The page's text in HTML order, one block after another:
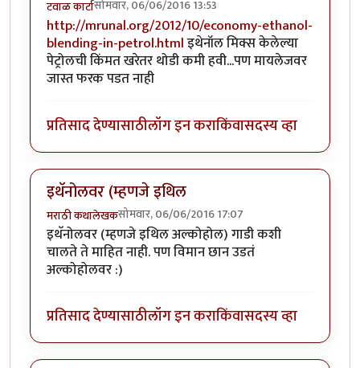
टवाळ कार्टासोमवार, 06/06/2016 13:53
http://mrunal.org/2012/10/economy-ethanol-
blending-in-petrol.htmlइथेनॉल मिक्स केलेल्या
पेट्रोलची किंमत खरेतर थोडी कमी हवी...पण मायलेजवर
जास्त फरक पडत नाही
प्रतिसाद देण्यासाठीलॉग इन कराकिंवासदस्य व्हा
इथॅनोलवर (म्हणजे इथिल
मराठी कथालेखकसोमवार, 06/06/2016 17:07
इथॅनोलवर (म्हणजे इथिल अल्कोहोल) गाडी कशी
चालते ते माहित नाही. पण विमान छान उडतं
अल्कोहोलवर :)
प्रतिसाद देण्यासाठीलॉग इन कराकिंवासदस्य व्हा